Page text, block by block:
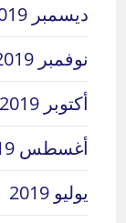
ديسمبر 2019
نوفمبر 2019
أكتوبر 2019
أغسطس 2019
يوليو 2019